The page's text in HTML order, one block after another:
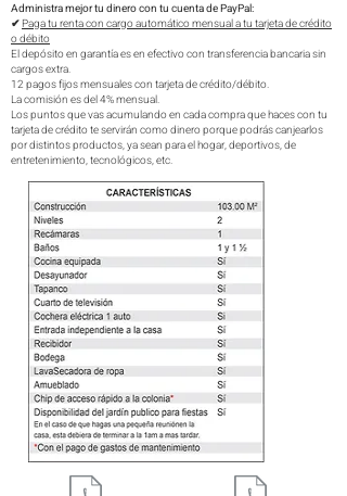
Administra mejor tu dinero con tu cuenta de PayPal:​​
✔ Paga tu renta con cargo automático mensual a tu tarjeta de crédito
o débito
El depósito en garantía es en efectivo con transferencia bancaria sin
cargos extra.
12 pagos fijos mensuales con tarjeta de crédito/débito.
La comisión es del 4% mensual.
Los puntos que vas acumulando en cada compra que haces con tu
tarjeta de crédito te servirán como dinero porque podrás canjearlos
por distintos productos, ya sean para el hogar, deportivos, de
entretenimiento, tecnológicos, etc.